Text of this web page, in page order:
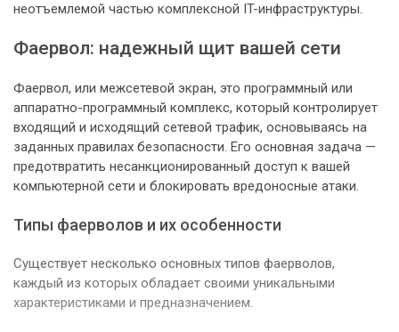
неотъемлемой частью комплексной IT-инфраструктуры.
Фаервол: надежный щит вашей сети
Фаервол, или межсетевой экран, это программный или
аппаратно-программный комплекс, который контролирует
входящий и исходящий сетевой трафик, основываясь на
заданных правилах безопасности. Его основная задача —
предотвратить несанкционированный доступ к вашей
компьютерной сети и блокировать вредоносные атаки.
Типы фаерволов и их особенности
Существует несколько основных типов фаерволов,
каждый из которых обладает своими уникальными
характеристиками и предназначением.